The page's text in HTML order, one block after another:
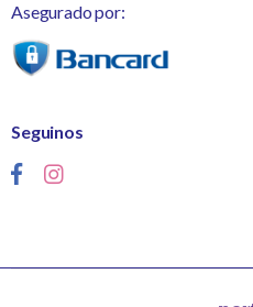
Asegurado por:
Seguinos